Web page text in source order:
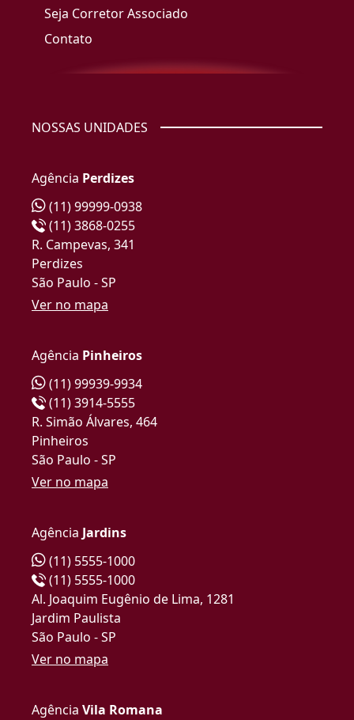
Seja Corretor Associado
Contato
NOSSAS UNIDADES
Agência Perdizes
(11) 99999-0938
(11) 3868-0255
R. Campevas, 341
Perdizes
São Paulo - SP
Ver no mapa
Agência Pinheiros
(11) 99939-9934
(11) 3914-5555
R. Simão Álvares, 464
Pinheiros
São Paulo - SP
Ver no mapa
Agência Jardins
(11) 5555-1000
(11) 5555-1000
Al. Joaquim Eugênio de Lima, 1281
Jardim Paulista
São Paulo - SP
Ver no mapa
Agência Vila Romana